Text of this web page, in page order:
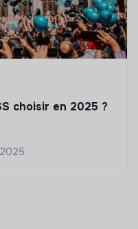
choisir en 2025 ?